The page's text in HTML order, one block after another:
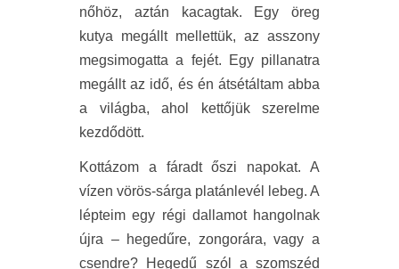
nőhöz, aztán kacagtak. Egy öreg
kutya megállt mellettük, az asszony
megsimogatta a fejét. Egy pillanatra
megállt az idő, és én átsétáltam abba
a világba, ahol kettőjük szerelme
kezdődött.
Kottázom a fáradt őszi napokat. A
vízen vörös-sárga platánlevél lebeg. A
lépteim egy régi dallamot hangolnak
újra – hegedűre, zongorára, vagy a
csendre? Hegedű szól a szomszéd